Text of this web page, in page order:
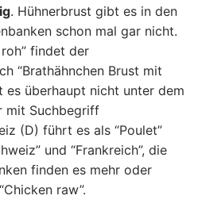
. Hühnerbrust gibt es in den
schon mal gar nicht.
findet der
“Brathähnchen Brust mit
es überhaupt nicht unter dem
mit Suchbegriff
(D) führt es als “Poulet”
und “Frankreich”, die
finden es mehr oder
raw”.